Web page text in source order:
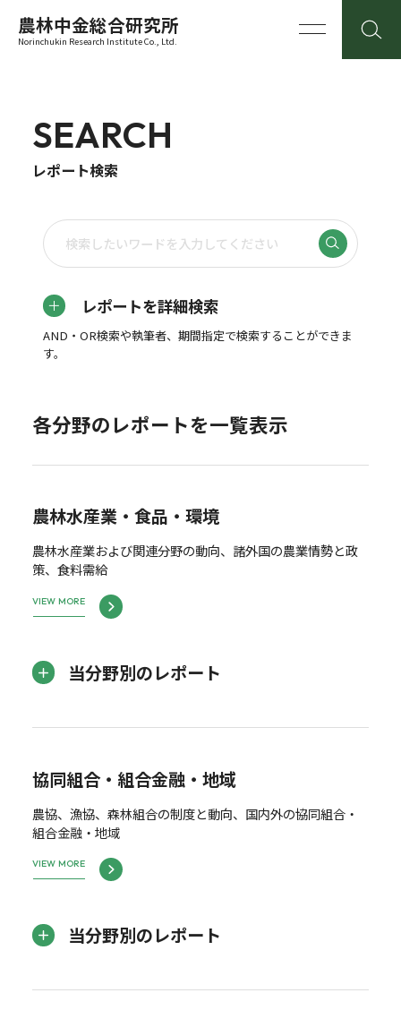
農林中金総合研究所
Norinchukin Research Institute Co., Ltd.
SEARCH
レポート検索
レポートを詳細検索
AND・OR検索や執筆者、期間指定で検索することができま
す。
各分野のレポートを一覧表示
農林水産業・食品・環境
農林水産業および関連分野の動向、諸外国の農業情勢と政
策、食料需給
VIEW MORE
当分野別のレポート
協同組合・組合金融・地域
農協、漁協、森林組合の制度と動向、国内外の協同組合・
組合金融・地域
VIEW MORE
当分野別のレポート